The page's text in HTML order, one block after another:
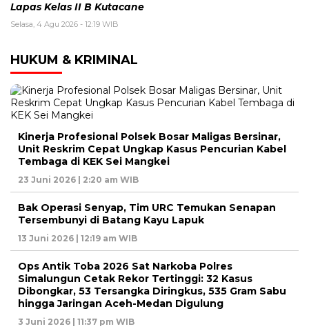
Lapas Kelas II B Kutacane
Selasa, 4 Agu 2026 - 12:19 WIB
HUKUM & KRIMINAL
Kinerja Profesional Polsek Bosar Maligas Bersinar,
Unit Reskrim Cepat Ungkap Kasus Pencurian Kabel
Tembaga di KEK Sei Mangkei
23 Juni 2026 | 2:20 am WIB
Bak Operasi Senyap, Tim URC Temukan Senapan
Tersembunyi di Batang Kayu Lapuk
13 Juni 2026 | 12:19 am WIB
Ops Antik Toba 2026 Sat Narkoba Polres
Simalungun Cetak Rekor Tertinggi: 32 Kasus
Dibongkar, 53 Tersangka Diringkus, 535 Gram Sabu
hingga Jaringan Aceh-Medan Digulung
3 Juni 2026 | 11:37 pm WIB